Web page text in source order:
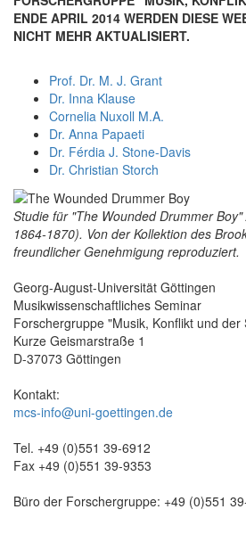
ENDE APRIL 2014 WERDEN DIESE
NICHT MEHR AKTUALISIERT.
Prof. Dr. M. J. Grant
Dr. Inna Klause
Cornelia Nuxoll M.A.
Dr. Anna Papaeti
Dr. Férdia J. Stone-Davis
Dr. Christian Storch
Studie für "The Wounded Drummer
1864-1870). Von der Kollektion des
freundlicher Genehmigung reproduziert.
Georg-August-Universität Göttingen
Musikwissenschaftliches Seminar
Forschergruppe "Musik, Konflikt und der
Kurze Geismarstraße 1
D-37073 Göttingen
Kontakt:
mcs-info@uni-goettingen.de
Tel. +49 (0)551 39-6912
Fax +49 (0)551 39-9353
Büro der Forschergruppe: +49 (0)551